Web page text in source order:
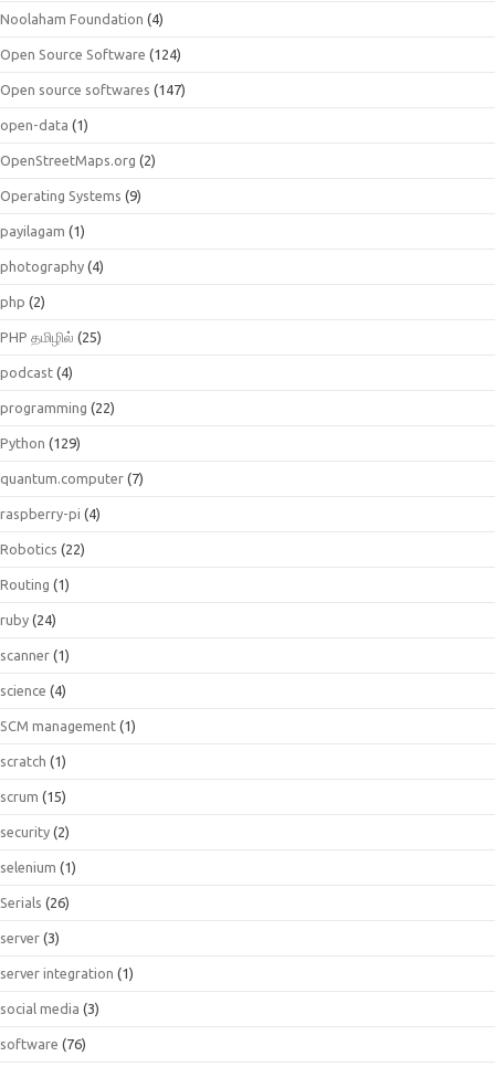
Noolaham Foundation (4)
Open Source Software (124)
Open source softwares (147)
open-data (1)
OpenStreetMaps.org (2)
Operating Systems (9)
payilagam (1)
photography (4)
php (2)
PHP தமிழில் (25)
podcast (4)
programming (22)
Python (129)
quantum.computer (7)
raspberry-pi (4)
Robotics (22)
Routing (1)
ruby (24)
scanner (1)
science (4)
SCM management (1)
scratch (1)
scrum (15)
security (2)
selenium (1)
Serials (26)
server (3)
server integration (1)
social media (3)
software (76)